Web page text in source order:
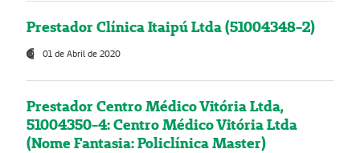
Prestador Clínica Itaipú Ltda (51004348-2)
01 de Abril de 2020
Prestador Centro Médico Vitória Ltda,
51004350-4: Centro Médico Vitória Ltda
(Nome Fantasia: Policlínica Master)